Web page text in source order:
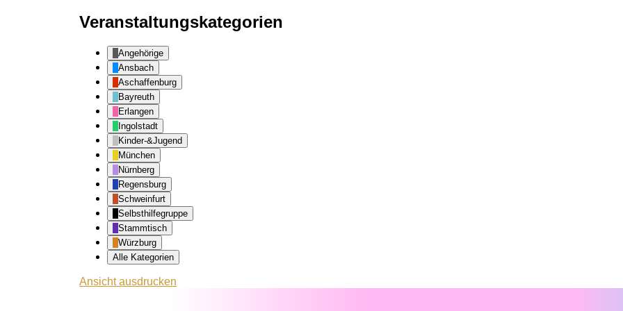
Veranstaltungskategorien
Angehörige
Ansbach
Aschaffenburg
Bayreuth
Erlangen
Ingolstadt
Kinder-&Jugend
München
Nürnberg
Regensburg
Schweinfurt
Selbsthilfegruppe
Stammtisch
Würzburg
Alle Kategorien
Ansichtausdrucken